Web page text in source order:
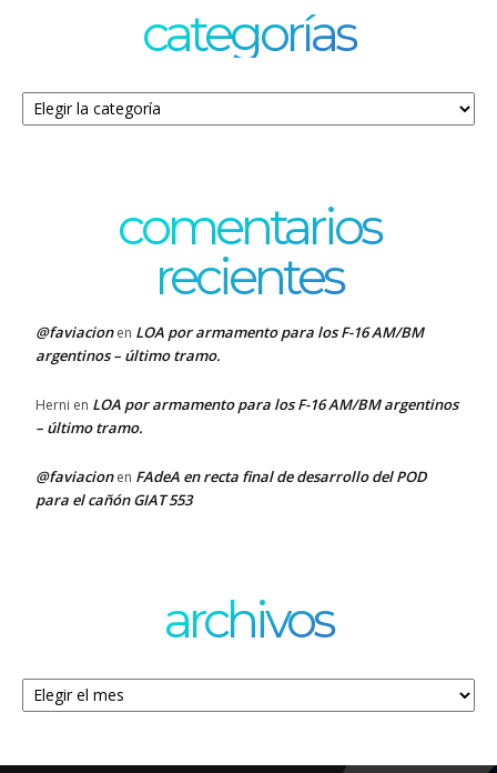
categorías
Categorías
comentarios
recientes
@faviacionen LOA por armamento para los F-16 AM/BM
argentinos – último tramo.
Herni en LOA por armamento para los F-16 AM/BM argentinos
– último tramo.
@faviacionen FAdeA en recta final de desarrollo del POD
para el cañón GIAT 553
archivos
Archivos